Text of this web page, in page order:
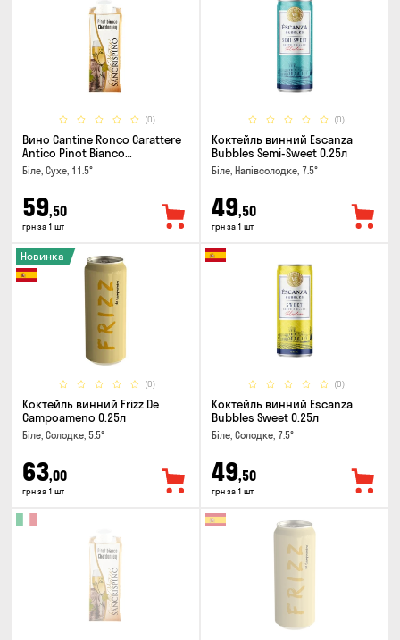
(0)
Вино Cantine Ronco Carattere
Antico Pinot Bianco
Chardonnay Rubicone IGT 0.25л
Біле, Сухе, 11.5°
59,50
грн за 1 шт
(0)
Коктейль винний Escanza
Bubbles Semi-Sweet 0.25л
Біле, Напівсолодке, 7.5°
49,50
грн за 1 шт
(0)
Новинка
Коктейль винний Frizz De
Campoameno 0.25л
Біле, Солодке, 5.5°
63,00
грн за 1 шт
(0)
Коктейль винний Escanza
Bubbles Sweet 0.25л
Біле, Солодке, 7.5°
49,50
грн за 1 шт